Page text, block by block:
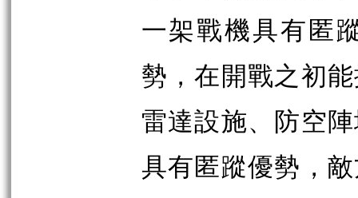
一架戰機具有匿
勢，在開戰之初
雷達設施、防空
具有匿蹤優勢，